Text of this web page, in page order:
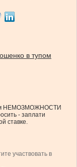
в тупом
НЕМОЗМОЖНОСТИ
- заплати
ставке.
участвовать в